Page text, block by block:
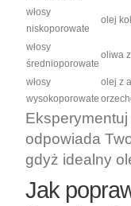
włosy
niskoporowate
olej
włosy
średnioporowate
oliwa
włosy
wysokoporowate
olej z
odpowiada
gdyż idealny
Jak